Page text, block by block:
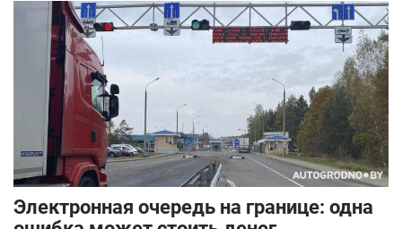
Электронная очередь на границе: одна